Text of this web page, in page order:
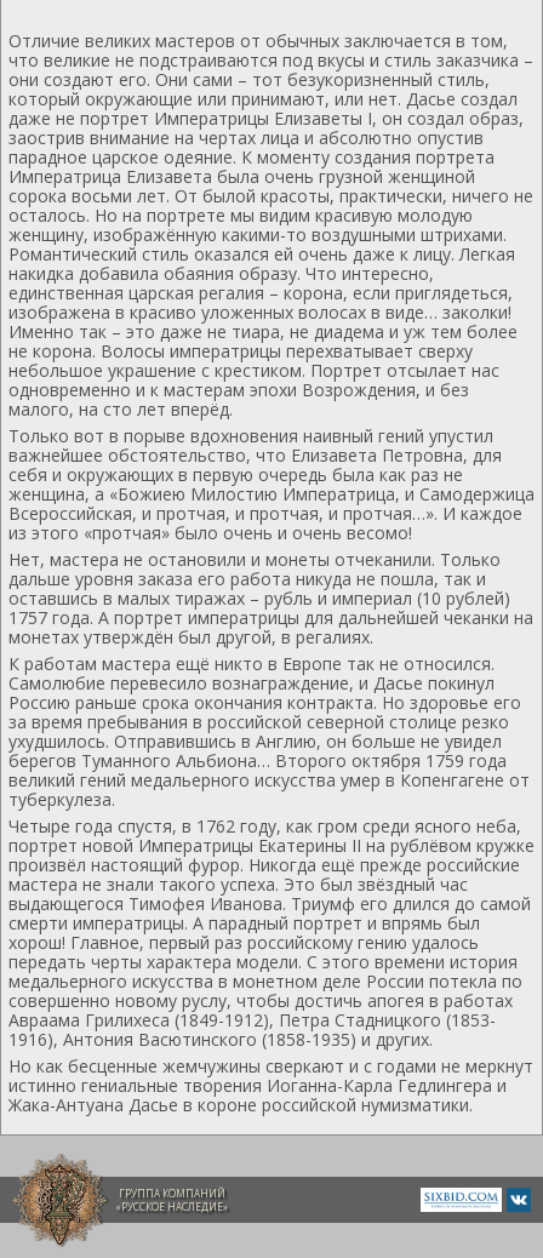
Отличие великих мастеров от обычных заключается в том,
что великие не подстраиваются под вкусы и стиль заказчика –
они создают его. Они сами – тот безукоризненный стиль,
который окружающие или принимают, или нет. Дасье создал
даже не портрет Императрицы Елизаветы I, он создал образ,
заострив внимание на чертах лица и абсолютно опустив
парадное царское одеяние. К моменту создания портрета
Императрица Елизавета была очень грузной женщиной
сорока восьми лет. От былой красоты, практически, ничего не
осталось. Но на портрете мы видим красивую молодую
женщину, изображённую какими-то воздушными штрихами.
Романтический стиль оказался ей очень даже к лицу. Легкая
накидка добавила обаяния образу. Что интересно,
единственная царская регалия – корона, если приглядеться,
изображена в красиво уложенных волосах в виде… заколки!
Именно так – это даже не тиара, не диадема и уж тем более
не корона. Волосы императрицы перехватывает сверху
небольшое украшение с крестиком. Портрет отсылает нас
одновременно и к мастерам эпохи Возрождения, и без
малого, на сто лет вперёд.
Только вот в порыве вдохновения наивный гений упустил
важнейшее обстоятельство, что Елизавета Петровна, для
себя и окружающих в первую очередь была как раз не
женщина, а «Божиею Милостию Императрица, и Самодержица
Всероссийская, и протчая, и протчая, и протчая…». И каждое
из этого «протчая» было очень и очень весомо!
Нет, мастера не остановили и монеты отчеканили. Только
дальше уровня заказа его работа никуда не пошла, так и
оставшись в малых тиражах – рубль и империал (10 рублей)
1757 года. А портрет императрицы для дальнейшей чеканки на
монетах утверждён был другой, в регалиях.
К работам мастера ещё никто в Европе так не относился.
Самолюбие перевесило вознаграждение, и Дасье покинул
Россию раньше срока окончания контракта. Но здоровье его
за время пребывания в российской северной столице резко
ухудшилось. Отправившись в Англию, он больше не увидел
берегов Туманного Альбиона… Второго октября 1759 года
великий гений медальерного искусства умер в Копенгагене от
туберкулеза.
Четыре года спустя, в 1762 году, как гром среди ясного неба,
портрет новой Императрицы Екатерины II на рублёвом кружке
произвёл настоящий фурор. Никогда ещё прежде российские
мастера не знали такого успеха. Это был звёздный час
выдающегося Тимофея Иванова. Триумф его длился до самой
смерти императрицы. А парадный портрет и впрямь был
хорош! Главное, первый раз российскому гению удалось
передать черты характера модели. С этого времени история
медальерного искусства в монетном деле России потекла по
совершенно новому руслу, чтобы достичь апогея в работах
Авраама Грилихеса (1849-1912), Петра Стадницкого (1853-
1916), Антония Васютинского (1858-1935) и других.
Но как бесценные жемчужины сверкают и с годами не меркнут
истинно гениальные творения Иоганна-Карла Гедлингера и
Жака-Антуана Дасье в короне российской нумизматики.
ГРУППА КОМПАНИЙ
«РУССКОЕ НАСЛЕДИЕ»